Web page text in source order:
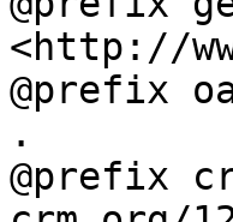
<http://
@prefix
.
@prefix